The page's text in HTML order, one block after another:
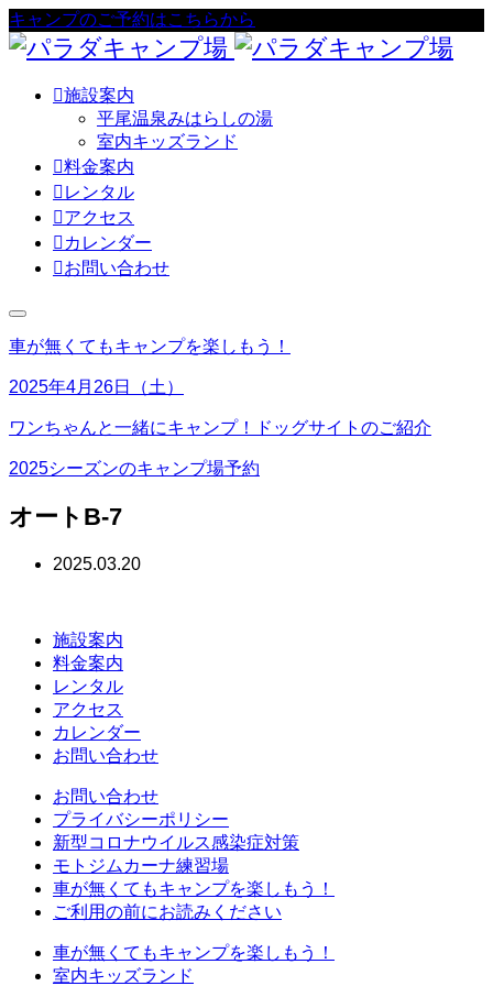
キャンプのご予約はこちらから
施設案内
平尾温泉みはらしの湯
室内キッズランド
料金案内
 レンタル
アクセス
 カレンダー
お問い合わせ
車が無くてもキャンプを楽しもう！
2025年4月26日（土）
ワンちゃんと一緒にキャンプ！ドッグサイトのご紹介
2025シーズンのキャンプ場予約
オートB-7
2025.03.20
施設案内
料金案内
レンタル
アクセス
カレンダー
お問い合わせ
お問い合わせ
プライバシーポリシー
新型コロナウイルス感染症対策
モトジムカーナ練習場
車が無くてもキャンプを楽しもう！
ご利用の前にお読みください
車が無くてもキャンプを楽しもう！
室内キッズランド